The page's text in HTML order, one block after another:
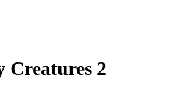
Creatures 2